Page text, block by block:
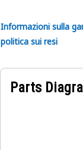
Informazioni sulla
politica sui resi
Parts